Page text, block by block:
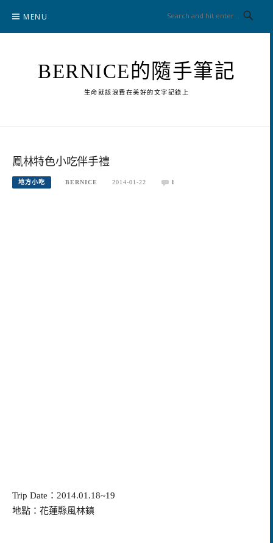
content
MENU
BERNICE的隨手筆記
生命就該浪費在美好的文字記錄上
鳯林特色小吃伴手禮
地方小吃 BERNICE 2014-01-22 1
Trip Date：2014.01.18~19
地點：花蓮縣風林鎮